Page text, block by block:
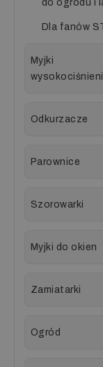
do ogrodu i
Dla fanów
Myjki
Odkurzacze
Parownice
Szorowarki
Myjki do okien
Zamiatarki
Ogród